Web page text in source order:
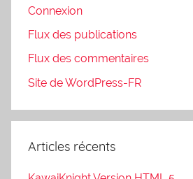
Connexion
Flux des publications
Flux des commentaires
Site de WordPress-FR
Articles récents